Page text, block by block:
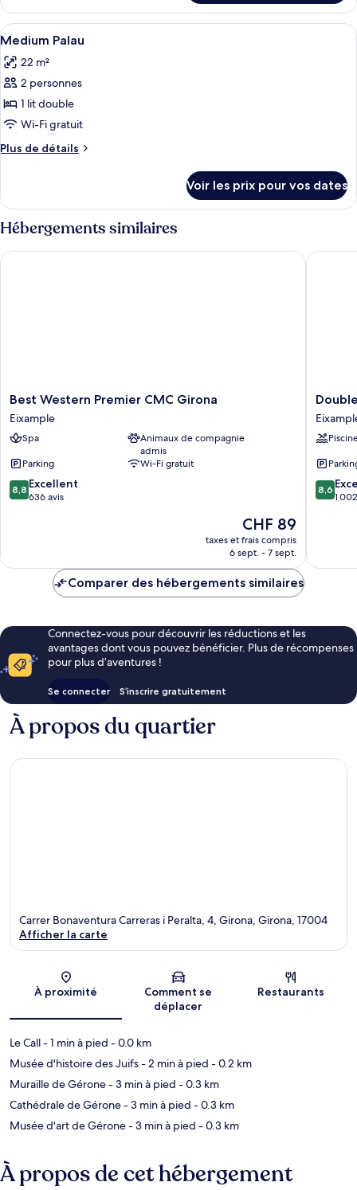
le
type
de
Chambre
Afficher
toutes
les
photos
pour
ce
type
de
Medium
Palau
Draps en coton égyptien, literie de
8
Medium Palau
22 m²
2 personnes
1 lit double
Wi-Fi gratuit
Plus de détails
Plus
le
type
de
Medium
Voir les prix pour vos dates
Hébergements similaires
Best
Western
Premier
CMC
Eixample
Best Western Premier CMC Girona
Eixample
Spa
Animaux de compagnie
admis
Parking
Wi-Fi gratuit
8.8
sur
8,8 Excellent
636 avis
Le
nouveau
prix
de
CHF 89
taxes et frais compris
6 sept. - 7 sept.
Best Western Premier CMC Girona
by
Hilton
Hotel
8.6
sur
8,6
1
Comparer des hébergements similaires
Connectez-vous pour découvrir les réductions et les
avantages dont vous pouvez bénéficier. Plus de récompenses
pour plus d’aventures !
Se connecter S’inscrire gratuitement
À propos du quartier
Carte
Carrer Bonaventura Carreras i Peralta, 4, Girona, Girona, 17004
Afficher la carte
À proximité
Comment se
déplacer
Restaurants
Le Call- 1 min à pied - 0.0 km
Musée d'histoire des Juifs- 2 min à pied - 0.2 km
Muraille de Gérone- 3 min à pied - 0.3 km
Cathédrale de Gérone- 3 min à pied - 0.3 km
Musée d'art de Gérone- 3 min à pied - 0.3 km
À propos de cet hébergement